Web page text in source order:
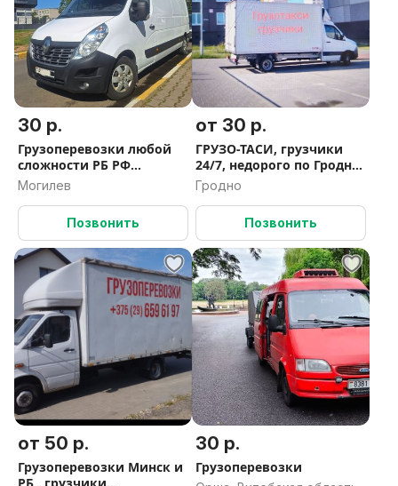
30 р.
Грузоперевозки любой
сложности РБ РФ
переезды перевозки с
Могилев
Позвонить
от 30 р.
ГРУЗО-ТАСИ, грузчики
24/7, недорого по Гродно
и РБ
Гродно
Позвонить
от 50 р.
Грузоперевозки Минск и
30 р.
Грузоперевозки